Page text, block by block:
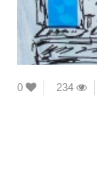
0 234